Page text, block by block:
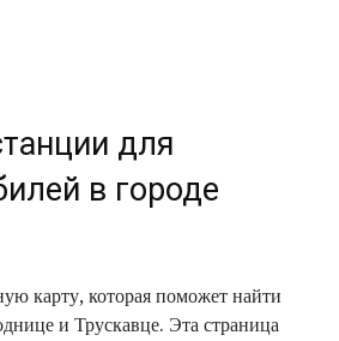
для
в городе
карту, которая поможет найти
и Трускавце. Эта страница